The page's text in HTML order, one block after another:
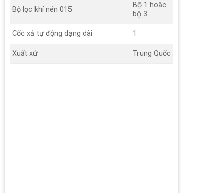
Bộ lọc khí nén 015
Bộ 1 hoặc
bộ 3
Cốc xả tự động dạng dài 1
Xuất xứ Trung Quốc